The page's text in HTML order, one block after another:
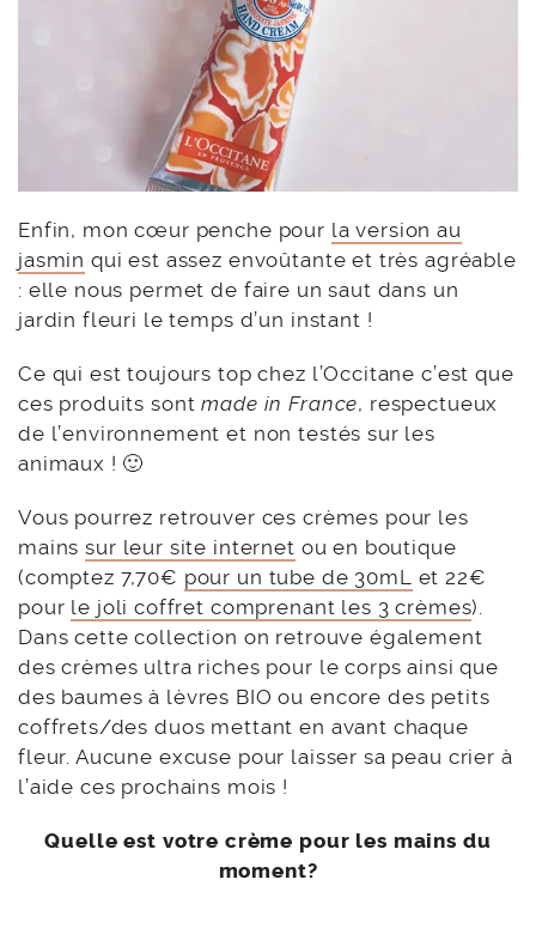
Enfin, mon cœur penche pour la version au
jasmin qui est assez envoûtante et très agréable
: elle nous permet de faire un saut dans un
jardin fleuri le temps d’un instant !
Ce qui est toujours top chez l’Occitane c’est que
ces produits sontmade in France, respectueux
de l’environnement et non testés sur les
animaux ! 🙂
Vous pourrez retrouver ces crèmes pour les
mainssur leur site internet ou en boutique
(comptez 7,70€ pour un tube de 30mL
et 22€
pour le joli coffret comprenant les 3 crèmes).
Dans cette collection on retrouve également
des crèmes ultra riches pour le corps ainsi que
des baumes à lèvres BIO ou encore des petits
coffrets/des duos mettant en avant chaque
fleur. Aucune excuse pour laisser sa peau crier à
l’aide ces prochains mois !
Quelle est votre crème pour les mains du
moment?